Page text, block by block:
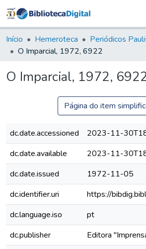
&
Coleções
Tudo na
Digital
Início Hemeroteca Periódicos
O Imparcial, 1972, 6922
O Imparcial, 1972,
Página do item
dc.date.accessioned
2023-11-
dc.date.available
2023-11-
dc.date.issued
1972-11-05
dc.identifier.uri
https://
dc.language.iso
pt
dc.publisher
Editora